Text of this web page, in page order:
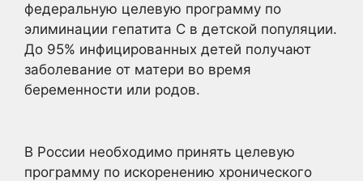
федеральную целевую программу по
элиминации гепатита С в детской популяции.
До 95% инфицированных детей получают
заболевание от матери во время
беременности или родов.
В России необходимо принять целевую
программу по искоренению хронического